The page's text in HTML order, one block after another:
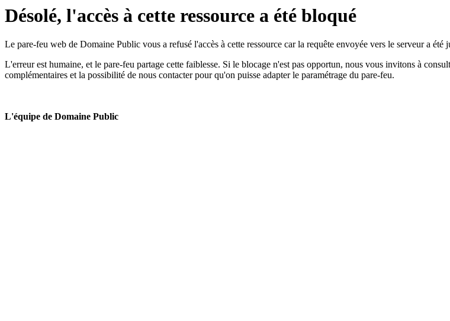
Désolé, l'accès à cette ressource a été bloqué
Le pare-feu web de Domaine Public vous a refusé l'accès à cette ressource car la requête envoyée vers le serveur a été
L'erreur est humaine, et le pare-feu partage cette faiblesse. Si le blocage n'est pas opportun, nous vous invitons à
complémentaires et la possibilité de nous contacter pour qu'on puisse adapter le paramétrage du pare-feu.
L'équipe de Domaine Public